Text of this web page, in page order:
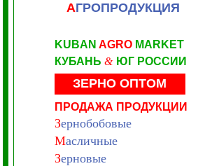
АГРОПРОДУКЦИЯ
KUBAN AGROMARKET
КУБАНЬ & ЮГ РОССИИ
ЗЕРНО ОПТОМ
ПРОДАЖА ПРОДУКЦИИ
Зернобобовые
Масличные
Зерновые